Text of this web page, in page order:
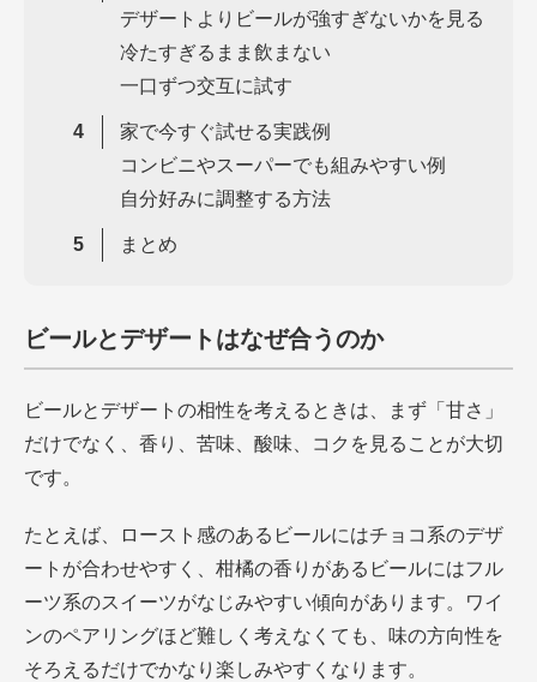
デザートよりビールが強すぎないかを見る
冷たすぎるまま飲まない
一口ずつ交互に試す
家で今すぐ試せる実践例
コンビニやスーパーでも組みやすい例
自分好みに調整する方法
まとめ
ビールとデザートはなぜ合うのか
ビールとデザートの相性を考えるときは、まず「甘さ」
だけでなく、香り、苦味、酸味、コクを見ることが大切
です。
たとえば、ロースト感のあるビールにはチョコ系のデザ
ートが合わせやすく、柑橘の香りがあるビールにはフル
ーツ系のスイーツがなじみやすい傾向があります。ワイ
ンのペアリングほど難しく考えなくても、味の方向性を
そろえるだけでかなり楽しみやすくなります。